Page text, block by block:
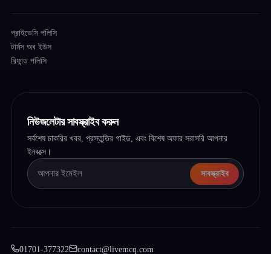
প্রাইভেসি পলিসি
টার্মস অব ইউস
রিফান্ড পলিসি
নিউজলেটার সাবস্ক্রাইব করুন
সর্বশেষ চাকরির খবর, প্রস্তুতির গাইড, এবং বিশেষ অফার সরাসরি আপনার
ইনবক্সে।
সাবস্ক্রাইব
01701-377322 contact@livemcq.com